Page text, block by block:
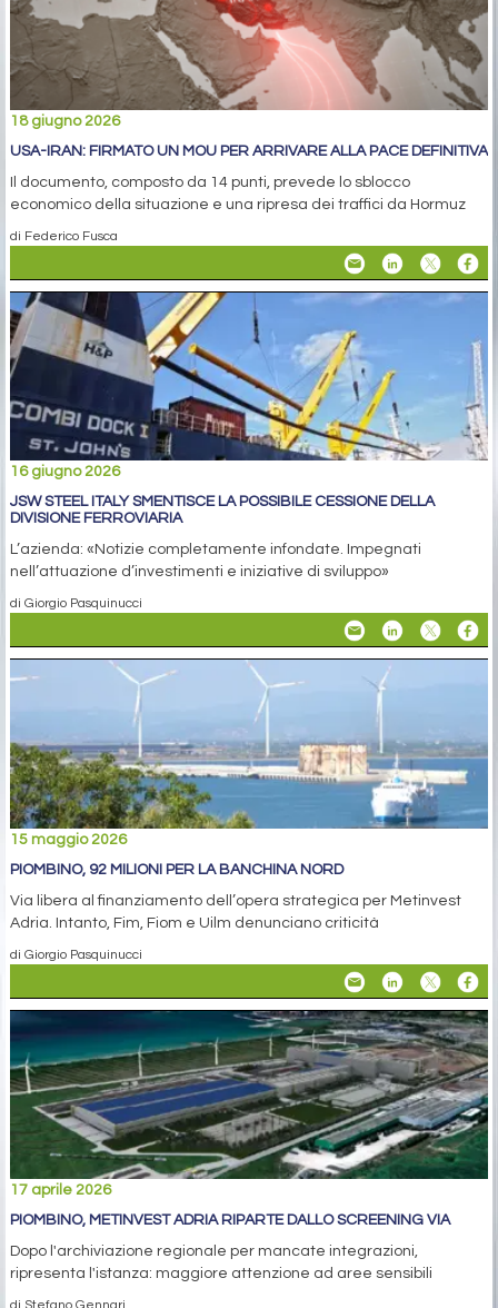
18 giugno 2026
USA-IRAN: FIRMATO UN MOU PER ARRIVARE ALLA PACE DEFINITIVA
Il documento, composto da 14 punti, prevede lo sblocco
economico della situazione e una ripresa dei traffici da Hormuz
di Federico Fusca
16 giugno 2026
JSW STEEL ITALY SMENTISCE LA POSSIBILE CESSIONE DELLA
DIVISIONE FERROVIARIA
L’azienda: «Notizie completamente infondate. Impegnati
nell’attuazione d’investimenti e iniziative di sviluppo»
di Giorgio Pasquinucci
15 maggio 2026
PIOMBINO, 92 MILIONI PER LA BANCHINA NORD
Via libera al finanziamento dell’opera strategica per Metinvest
Adria. Intanto, Fim, Fiom e Uilm denunciano criticità
di Giorgio Pasquinucci
17 aprile 2026
PIOMBINO, METINVEST ADRIA RIPARTE DALLO SCREENING VIA
Dopo l'archiviazione regionale per mancate integrazioni,
ripresenta l'istanza: maggiore attenzione ad aree sensibili
di Stefano Gennari